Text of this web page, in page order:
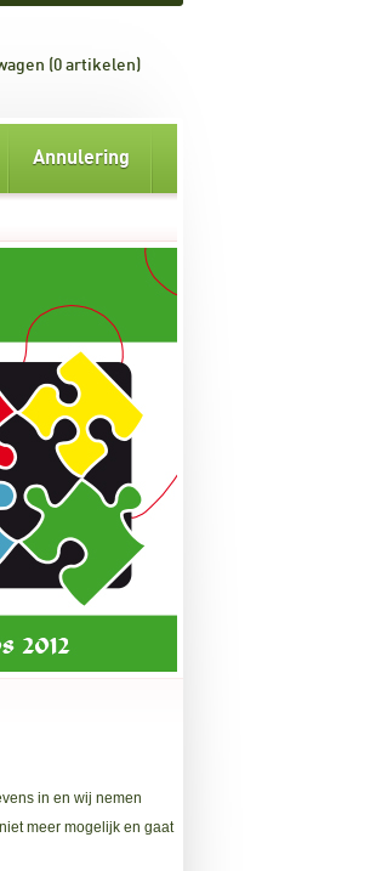
(0 artikelen)
Annulering
in en wij nemen
meer mogelijk en gaat